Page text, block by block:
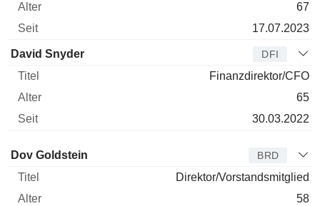
67
17.07.2023
David Snyder DFI
Finanzdirektor/CFO
65
30.03.2022
Verwaltungsratsmitglied
Dov Goldstein BRD
Direktor/Vorstandsmitglied
58